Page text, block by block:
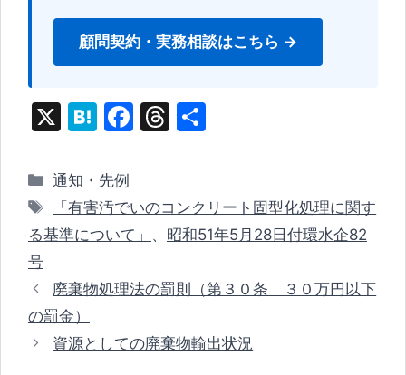
顧問契約・実務相談はこちら →
X
H
e
n
a
F
e
b
o
T
a
d
カ
テ
リ
通知・先例
タ
グ
「有害汚でいのコンクリート固型化処理に関す
る基準について」 、 昭和51年5月28日付環水企82
号
廃棄物処理法の罰則（第３０条 ３０万円以下
の罰金）
資源としての廃棄物輸出状況